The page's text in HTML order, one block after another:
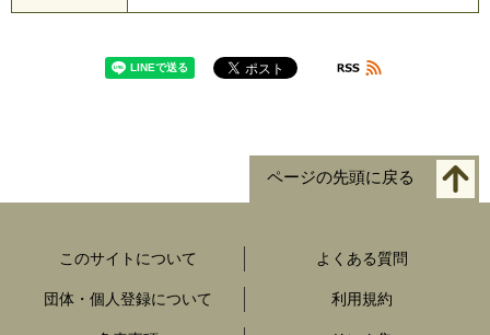
ページの先頭に戻る
このサイトについて よくある質問
団体・個人登録について 利用規約